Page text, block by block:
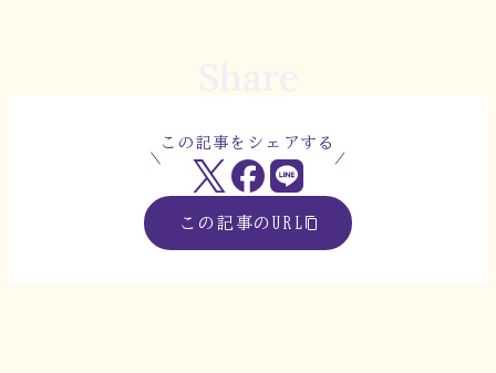
この記事をシェアする
この記事のURL